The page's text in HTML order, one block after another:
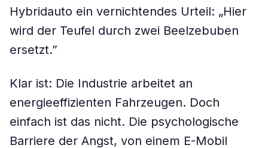
Hybridauto ein vernichtendes Urteil: „Hier
wird der Teufel durch zwei Beelzebuben
ersetzt.”
Klar ist: Die Industrie arbeitet an
energieeffizienten Fahrzeugen. Doch
einfach ist das nicht. Die psychologische
Barriere der Angst, von einem E-Mobil